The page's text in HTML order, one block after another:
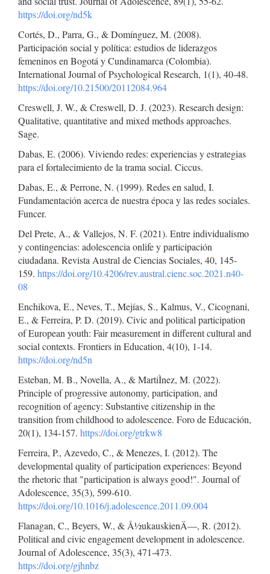
https://doi.org/nd5k
Cortés, D., Parra, G., & Domínguez, M. (2008).
Participación social y política: estudios de liderazgos
femeninos en Bogotá y Cundinamarca (Colombia).
International Journal of Psychological Research, 1(1), 40-48.
https://doi.org/10.21500/20112084.964
Creswell, J. W., & Creswell, D. J. (2023). Research design:
Qualitative, quantitative and mixed methods approaches.
Sage.
Dabas, E. (2006). Viviendo redes: experiencias y estrategias
para el fortalecimiento de la trama social. Ciccus.
Dabas, E., & Perrone, N. (1999). Redes en salud, I.
Fundamentación acerca de nuestra época y las redes sociales.
Funcer.
Del Prete, A., & Vallejos, N. F. (2021). Entre individualismo
y contingencias: adolescencia onlife y participación
ciudadana. Revista Austral de Ciencias Sociales, 40, 145-
159. https://doi.org/10.4206/rev.austral.cienc.soc.2021.n40-
08
Enchikova, E., Neves, T., Mejías, S., Kalmus, V., Cicognani,
E., & Ferreira, P. D. (2019). Civic and political participation
of European youth: Fair measurement in different cultural and
social contexts. Frontiers in Education, 4(10), 1-14.
https://doi.org/nd5n
Esteban, M. B., Novella, A., & MartiÌnez, M. (2022).
Principle of progressive autonomy, participation, and
recognition of agency: Substantive citizenship in the
transition from childhood to adolescence. Foro de Educación,
20(1), 134-157. https://doi.org/gtrkw8
Ferreira, P., Azevedo, C., & Menezes, I. (2012). The
developmental quality of participation experiences: Beyond
the rhetoric that "participation is always good!". Journal of
Adolescence, 35(3), 599-610.
https://doi.org/10.1016/j.adolescence.2011.09.004
Flanagan, C., Beyers, W., & Å½ukauskienÄ—, R. (2012).
Political and civic engagement development in adolescence.
Journal of Adolescence, 35(3), 471-473.
https://doi.org/gjhnbz